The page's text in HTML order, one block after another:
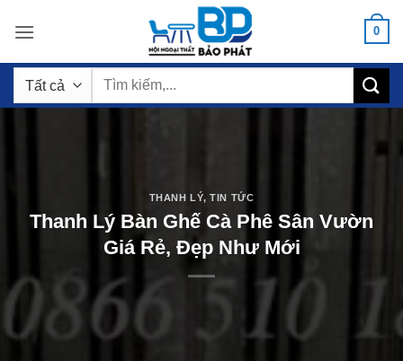
qua
dung
0
Tìm
THANH LÝ,TIN TỨC
Thanh Lý Bàn Ghế Cà Phê Sân Vườn
Giá Rẻ, Đẹp Như Mới